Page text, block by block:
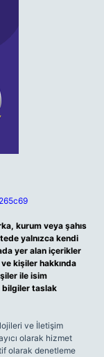
kurum veya şahıs
yalnızca kendi
yer alan içerikler
kişiler hakkında
ile isim
bilgiler taslak
ve İletişim
olarak hizmet
olarak denetleme